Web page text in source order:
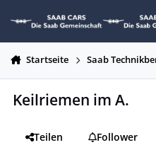
Startseite Saab
Keilriemen im A.
Teilen
Follower